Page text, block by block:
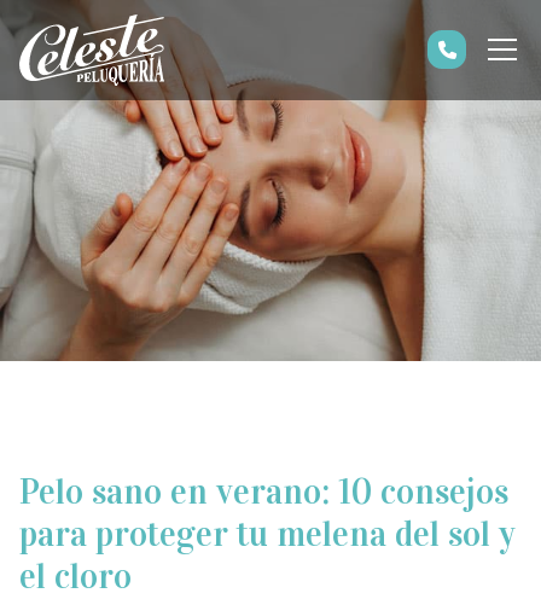
Pelo sano en verano: 10 consejos
para proteger tu melena del sol y
el cloro